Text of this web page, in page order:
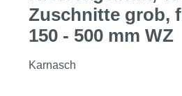
Zuschnitte grob,
150 - 500 mm WZ
Karnasch